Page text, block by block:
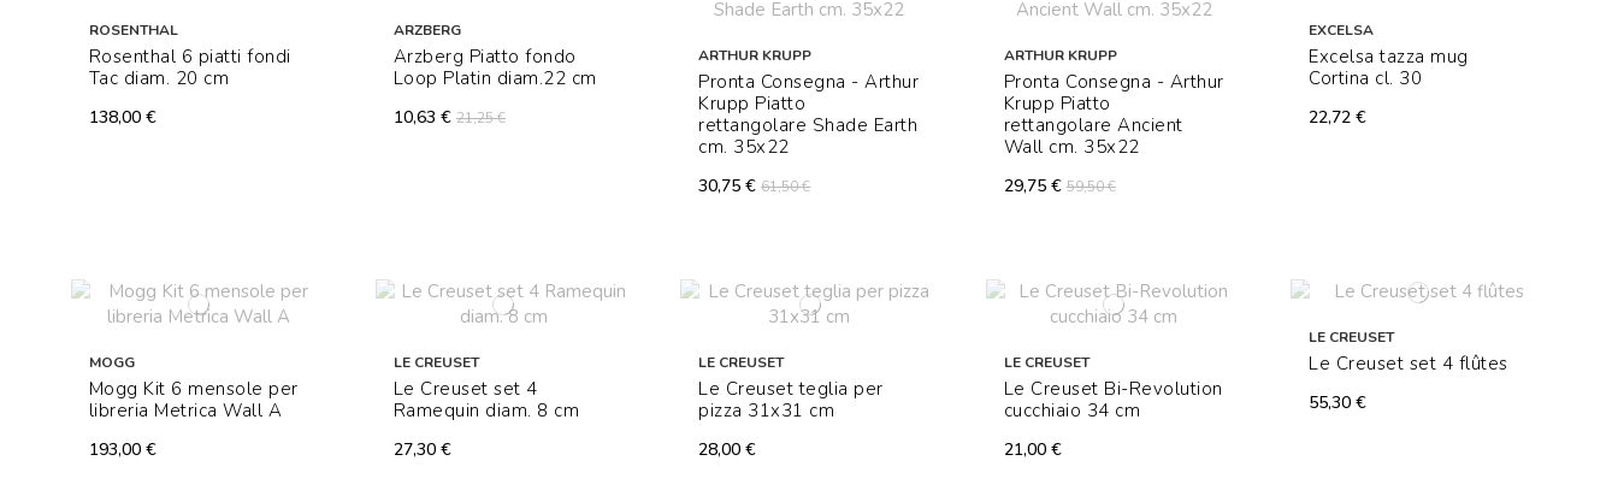
ROSENTHAL
Rosenthal 6 piatti fondi
Tac diam. 20 cm
138,00 €
ARZBERG
Arzberg Piatto fondo
Loop Platin diam.22 cm
10,63 € 21,25 €
ARTHUR KRUPP
Pronta Consegna - Arthur
Krupp Piatto
rettangolare Shade Earth
cm. 35x22
30,75 €61,50 €
ARTHUR KRUPP
Pronta Consegna - Arthur
Krupp Piatto
rettangolare Ancient
Wall cm. 35x22
29,75 € 59,50 €
EXCELSA
Excelsa tazza mug
Cortina cl. 30
22,72 €
MOGG
Mogg Kit 6 mensole per
libreria Metrica Wall A
193,00 €
LE CREUSET
Le Creuset set 4
Ramequin diam. 8 cm
27,30 €
LE CREUSET
Le Creuset teglia per
pizza 31x31 cm
28,00 €
LE CREUSET
Le Creuset Bi-Revolution
cucchiaio 34 cm
21,00 €
LE CREUSET
Le Creuset set 4 flûtes
55,30 €